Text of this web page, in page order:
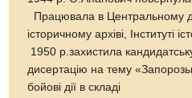
Працювала в Центральному
історичному архіві, Інституті
1950 р.захистила
дисертацію на тему
бойові дії в складі